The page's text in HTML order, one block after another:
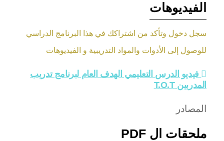
الفيديوهات
سجل دخول وتأكد من اشتراكك في هذا البرنامج الدراسي
للوصول إلى الأدوات والمواد التدريبية و الفيديوهات
فيديو الدرس التعليمي الهدف العام لبرنامج تدريب
المدربين T.O.T
المصادر
ملحقات ال PDF